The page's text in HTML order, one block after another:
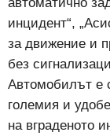
инцидент“,
за движение и
без
Автомобилът е
големия и
на вграденото